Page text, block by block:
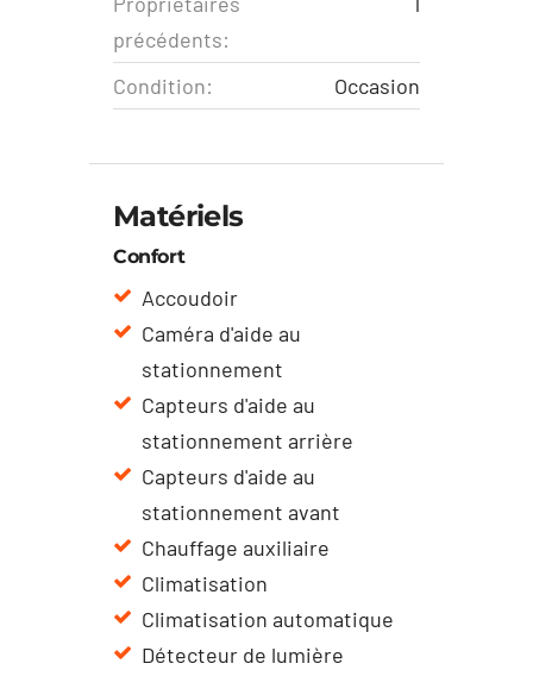
précédents:
Condition: Occasion
Matériels
Confort
Accoudoir
Caméra d'aide au
stationnement
Capteurs d'aide au
stationnement arrière
Capteurs d'aide au
stationnement avant
Chauffage auxiliaire
Climatisation
Climatisation automatique
Détecteur de lumière